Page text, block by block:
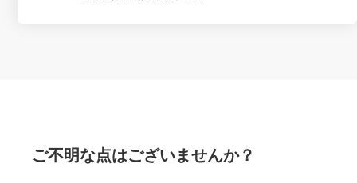
ご不明な点はございませんか？